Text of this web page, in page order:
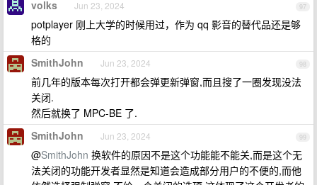
97
volks Jun 23, 2024
potplayer 刚上大学的时候用过，作为 qq 影音的替代品还是够
格的
98
SmithJohn Jun 23, 2024
前几年的版本每次打开都会弹更新弹窗,而且搜了一圈发现没法
关闭.
然后就换了 MPC-BE 了.
99
SmithJohn Jun 23, 2024
@SmithJohn 换软件的原因不是这个功能能不能关,而是这个无
法关闭的功能开发者显然是知道会造成部分用户的不便的,而他